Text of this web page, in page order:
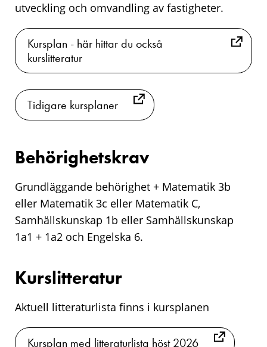
utveckling och omvandling av fastigheter.
Kursplan - här hittar du också
kurslitteratur
Tidigare kursplaner
Behörighetskrav
Grundläggande behörighet + Matematik 3b
eller Matematik 3c eller Matematik C,
Samhällskunskap 1b eller Samhällskunskap
1a1 + 1a2 och Engelska 6.
Kurslitteratur
Aktuell litteraturlista finns i kursplanen
Kursplan med litteraturlista höst 2026